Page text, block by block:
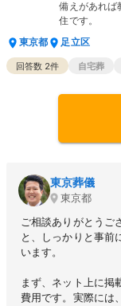
備えがあれば
住です。
東京都
足立区
回答数 2件 自宅葬
東京葬儀
東京都
ご相談ありがとうご
と、しっかりと事前
います。
まず、ネット上に掲
費用です。実際には